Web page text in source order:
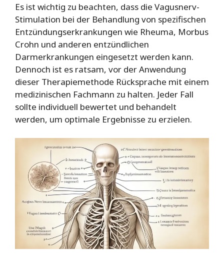
Es ist wichtig zu beachten, dass die Vagusnerv-
Stimulation bei der Behandlung von spezifischen
Entzündungserkrankungen wie Rheuma, Morbus
Crohn und anderen entzündlichen
Darmerkrankungen eingesetzt werden kann.
Dennoch ist es ratsam, vor der Anwendung
dieser Therapiemethode Rücksprache mit einem
medizinischen Fachmann zu halten. Jeder Fall
sollte individuell bewertet und behandelt
werden, um optimale Ergebnisse zu erzielen.